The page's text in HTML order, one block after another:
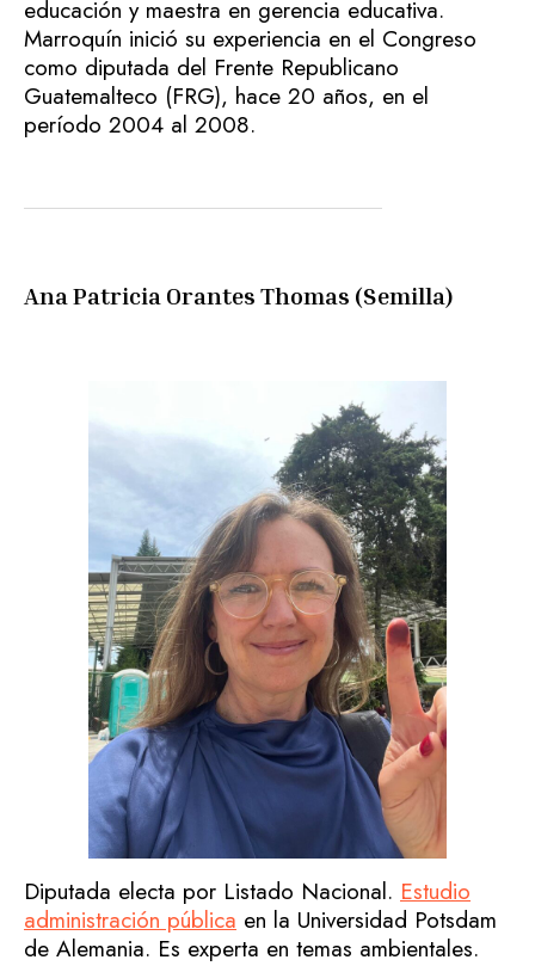
educación y maestra en gerencia educativa.
Marroquín inició su experiencia en el Congreso
como diputada del Frente Republicano
Guatemalteco (FRG), hace 20 años, en el
período 2004 al 2008.
Ana Patricia Orantes Thomas (Semilla)
Diputada electa por Listado Nacional. Estudio
administración pública en la Universidad Potsdam
de Alemania. Es experta en temas ambientales.